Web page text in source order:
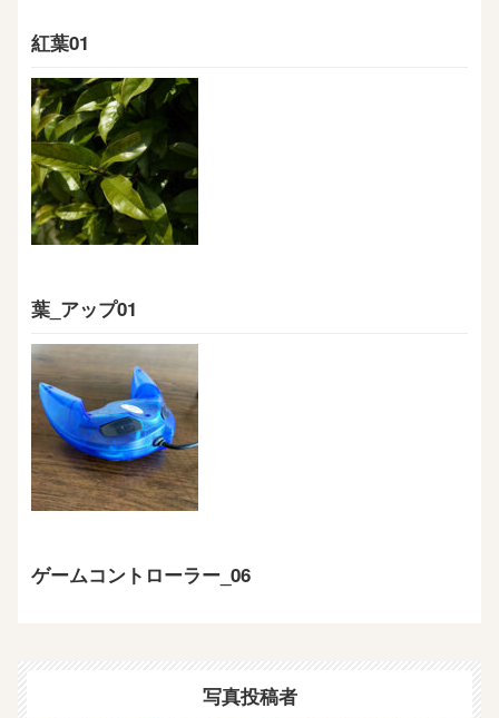
紅葉01
葉_アップ01
ゲームコントローラー_06
写真投稿者